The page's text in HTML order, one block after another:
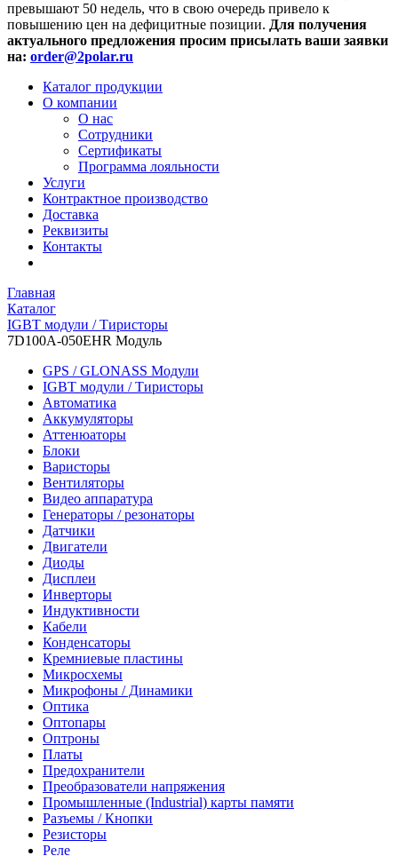
превышают 50 недель, что в свою очередь привело к
повышению цен на дефицитные позиции. Для получения
актуального предложения просим присылать ваши заявки
на: order@2polar.ru
Каталог продукции
О компании
О нас
Сотрудники
Сертификаты
Программа лояльности
Услуги
Контрактное производство
Доставка
Реквизиты
Контакты
Главная
Каталог
IGBT модули / Тиристоры
7D100A-050EHR Модуль
GPS / GLONASS Модули
IGBT модули / Тиристоры
Автоматика
Аккумуляторы
Аттенюаторы
Блоки
Варисторы
Вентиляторы
Видео аппаратура
Генераторы / резонаторы
Датчики
Двигатели
Диоды
Дисплеи
Инверторы
Индуктивности
Кабели
Конденсаторы
Кремниевые пластины
Микросхемы
Микрофоны / Динамики
Оптика
Оптопары
Оптроны
Платы
Предохранители
Преобразователи напряжения
Промышленные (Industrial) карты памяти
Разъемы / Кнопки
Резисторы
Реле